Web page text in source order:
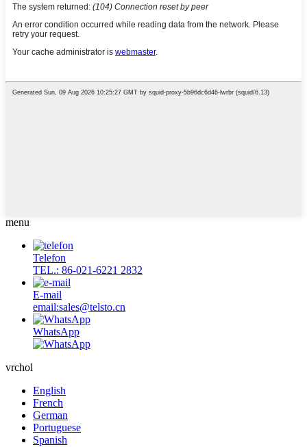
menu
Telefon
TEL.: 86-021-6221 2832
E-mail
email:sales@telsto.cn
WhatsApp
vrchol
English
French
German
Portuguese
Spanish